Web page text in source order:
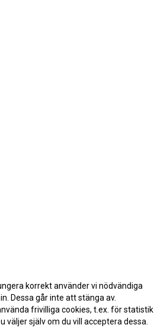
korrekt använder vi nödvändiga
Dessa går inte att stänga av.
frivilliga cookies, t.ex. för statistik
väljer själv om du vill acceptera dessa.